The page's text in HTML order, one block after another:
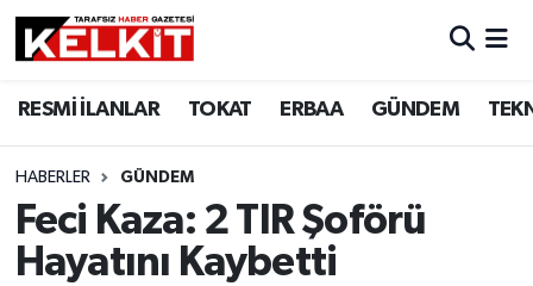
RESMİ İLANLAR TOKAT ERBAA GÜNDEM
HABERLER GÜNDEM
Feci Kaza: 2 TIR Şoförü
Hayatını Kaybetti